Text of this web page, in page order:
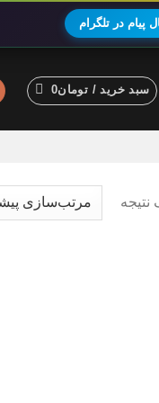
پیام در تلگرام
سبد خرید / تومان0